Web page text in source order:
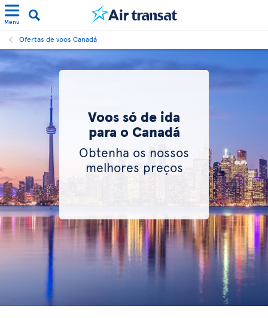
Menu
Ofertas de voos Canadá
Voos só de ida
para o Canadá
Obtenha os nossos
melhores preços